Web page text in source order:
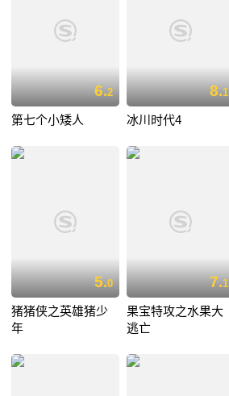
6.2
第七个小矮人
8.1
冰川时代4
5.0
猪猪侠之英雄猪少
年
7.1
果宝特攻之水果大
逃亡